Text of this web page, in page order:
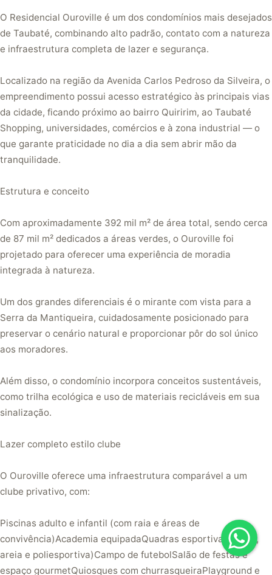
O Residencial Ouroville é um dos condomínios mais desejados
de Taubaté, combinando alto padrão, contato com a natureza
e infraestrutura completa de lazer e segurança.
Localizado na região da Avenida Carlos Pedroso da Silveira, o
empreendimento possui acesso estratégico às principais vias
da cidade, ficando próximo ao bairro Quiririm, ao Taubaté
Shopping, universidades, comércios e à zona industrial — o
que garante praticidade no dia a dia sem abrir mão da
tranquilidade.
Estrutura e conceito
Com aproximadamente 392 mil m² de área total, sendo cerca
de 87 mil m² dedicados a áreas verdes, o Ouroville foi
projetado para oferecer uma experiência de moradia
integrada à natureza.
Um dos grandes diferenciais é o mirante com vista para a
Serra da Mantiqueira, cuidadosamente posicionado para
preservar o cenário natural e proporcionar pôr do sol único
aos moradores.
Além disso, o condomínio incorpora conceitos sustentáveis,
como trilha ecológica e uso de materiais recicláveis em sua
sinalização.
Lazer completo estilo clube
O Ouroville oferece uma infraestrutura comparável a um
clube privativo, com:
Piscinas adulto e infantil (com raia e áreas de
convivência)Academia equipadaQuadras esportivas (tênis,
areia e poliesportiva)Campo de futebolSalão de festas e
espaço gourmetQuiosques com churrasqueiraPlayground e